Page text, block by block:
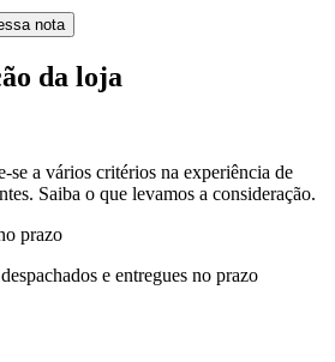
nota
da loja
se a vários critérios na experiência de
Saiba o que levamos a consideração.
prazo
e entregues no prazo